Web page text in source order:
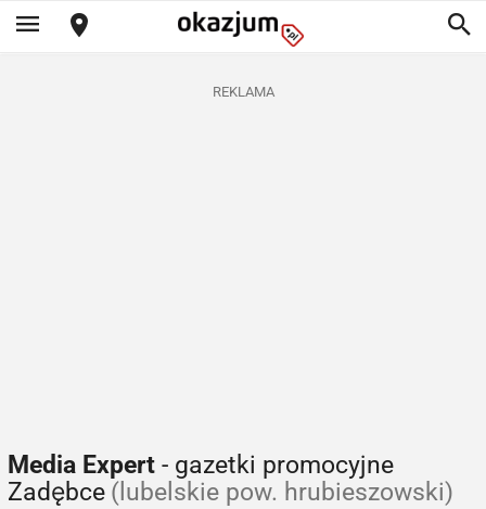
REKLAMA
Media Expert - gazetki promocyjne
Zadębce (lubelskie pow. hrubieszowski)